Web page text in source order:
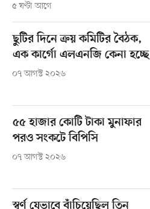
৫ ঘণ্টা আগে
ছুটির দিনে ক্রয় কমিটির বৈঠক,
এক কার্গো এলএনজি কেনা হচ্ছে
০৭ আগস্ট ২০২৬
৫৫ হাজার কোটি টাকা মুনাফার
পরও সংকটে বিপিসি
০৭ আগস্ট ২০২৬